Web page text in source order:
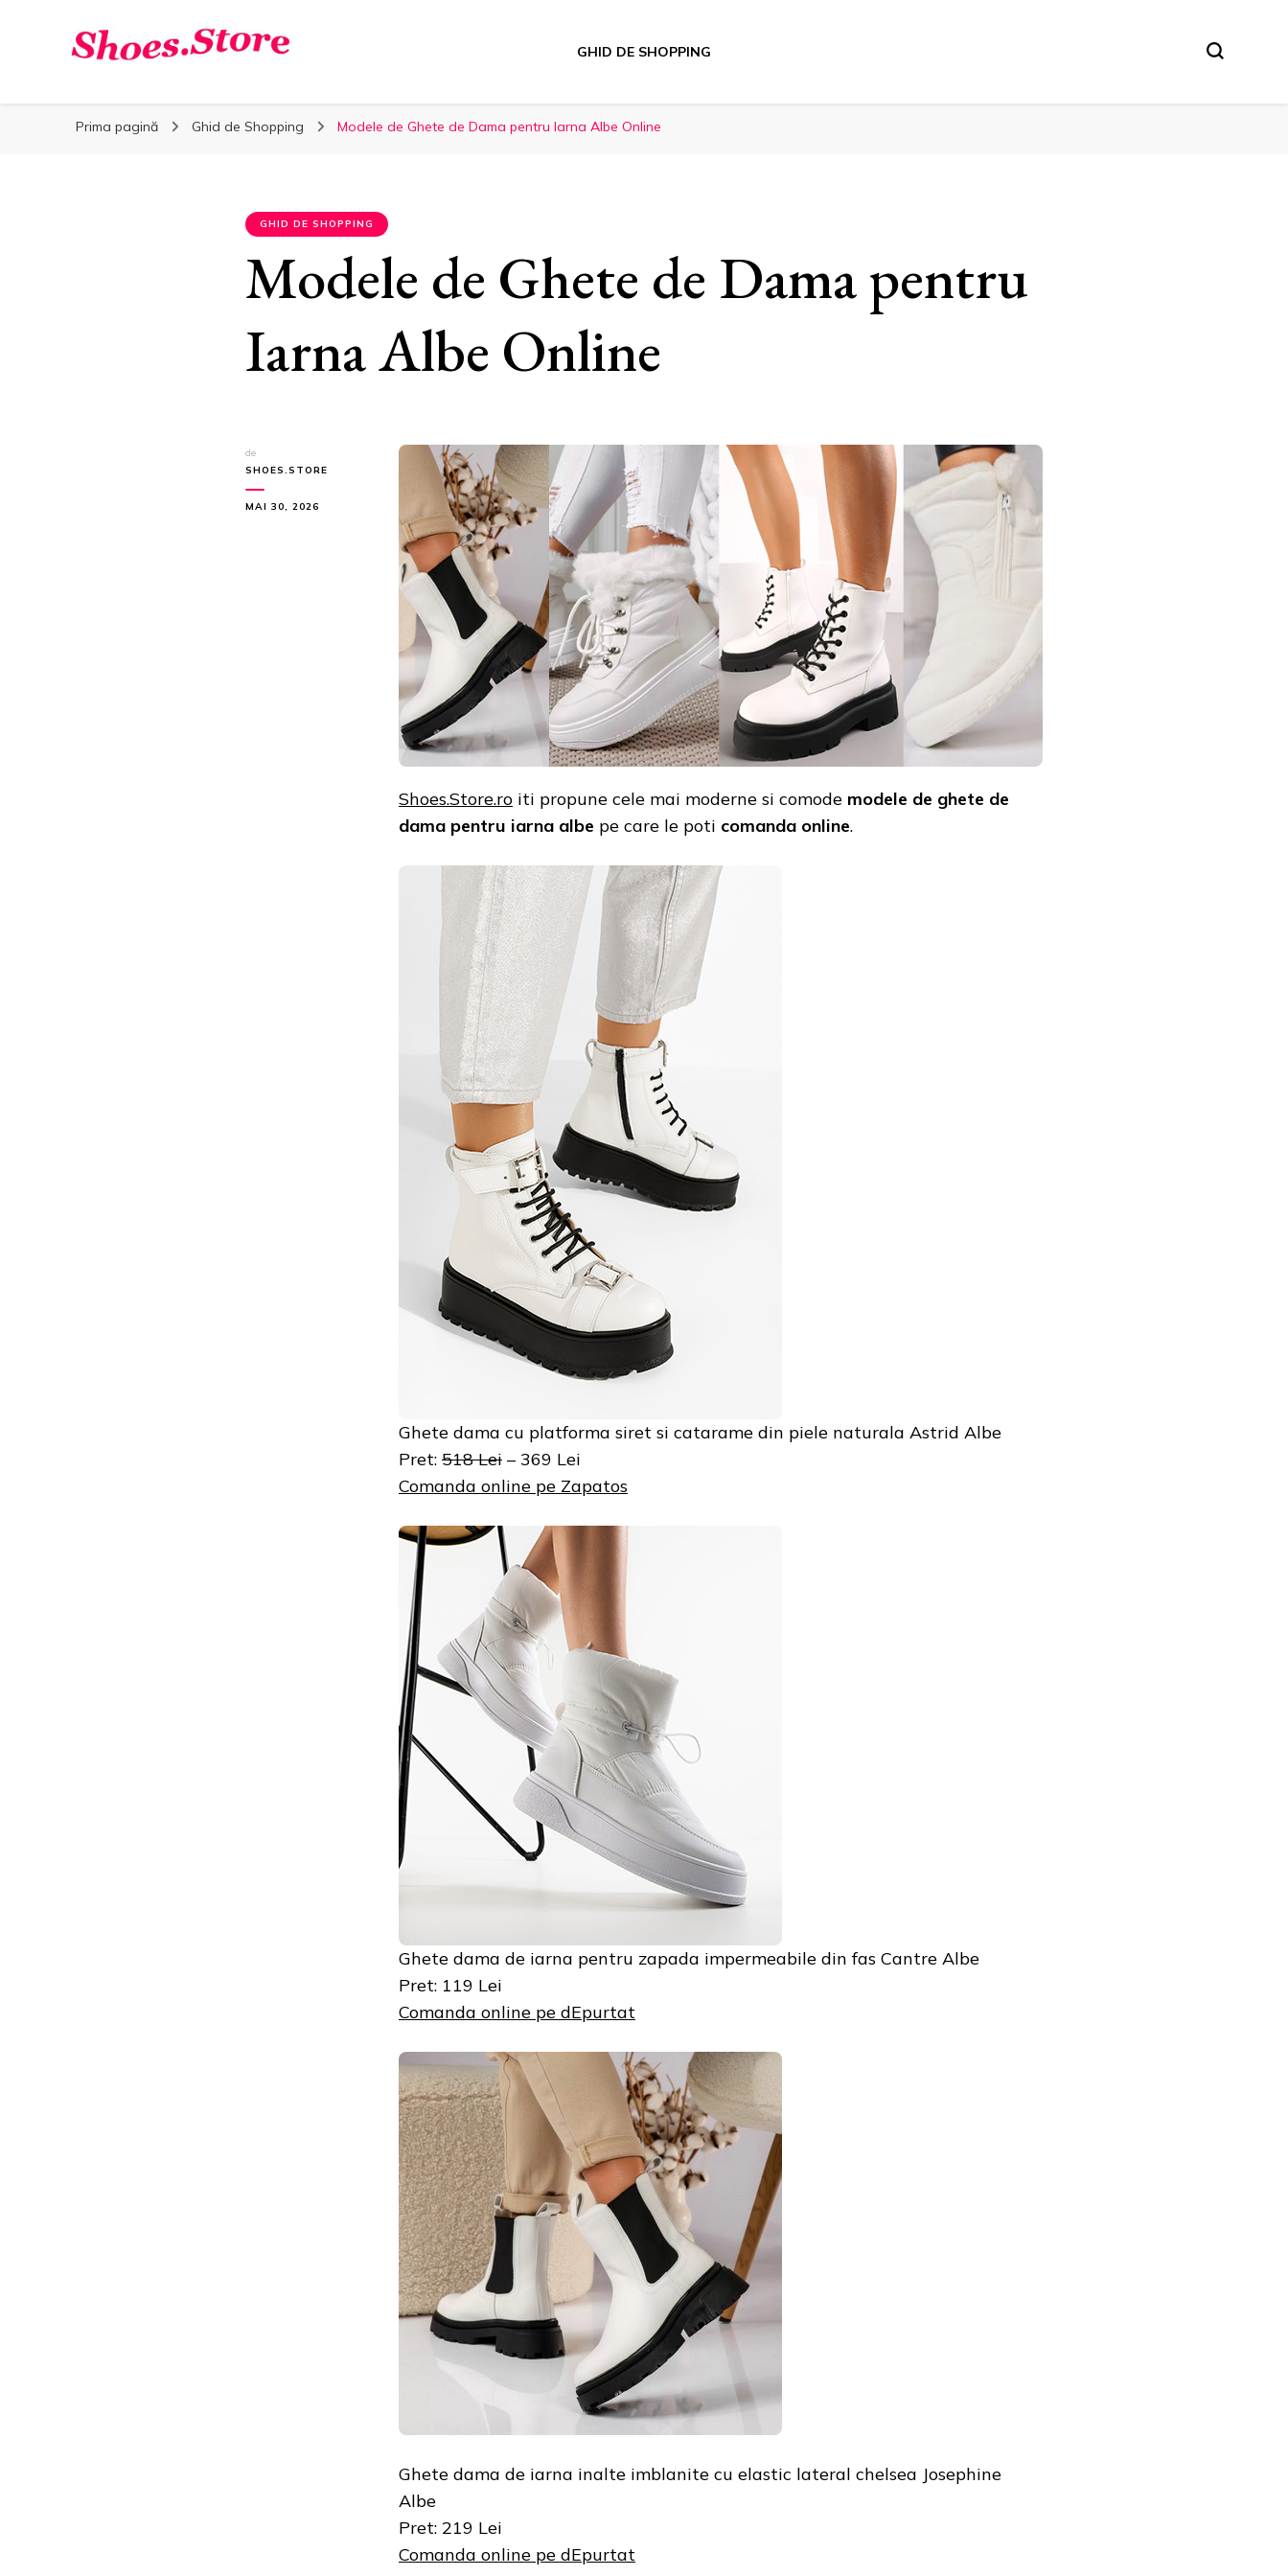
Shoes.Store.ro ❤️
GHID DE SHOPPING
Prima pagină Ghid de Shopping Modele de Ghete de Dama pentru Iarna Albe Online
GHID DE SHOPPING
Modele de Ghete de Dama pentru
Iarna Albe Online
de
SHOES.STORE
MAI 30, 2026
Shoes.Store.ro iti propune cele mai moderne si comode modele de ghete de
dama pentru iarna albe pe care le poti comanda online.
Ghete dama cu platforma siret si catarame din piele naturala Astrid Albe
Pret: 518 Lei – 369 Lei
Comanda online pe Zapatos
Ghete dama de iarna pentru zapada impermeabile din fas Cantre Albe
Pret: 119 Lei
Comanda online pe dEpurtat
Ghete dama de iarna inalte imblanite cu elastic lateral chelsea Josephine
Albe
Pret: 219 Lei
Comanda online pe dEpurtat